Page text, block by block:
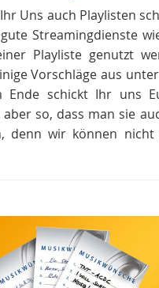
Uns auch Playlisten
Streamingdienste
Playliste genutzt
Vorschläge aus
Ende schickt Ihr uns
so, dass man sie
denn wir können nicht